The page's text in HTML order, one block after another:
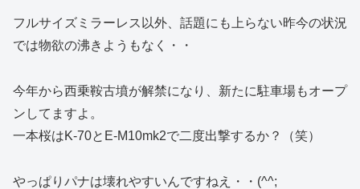
フルサイズミラーレス以外、話題にも上らない昨今の状況
では物欲の沸きようもなく・・
今年から西乗鞍古墳が解禁になり、新たに駐車場もオープ
ンしてますよ。
一本桜はK-70とE-M10mk2で二度出撃するか？（笑）
やっぱりパナは壊れやすいんですねえ・・(^^;